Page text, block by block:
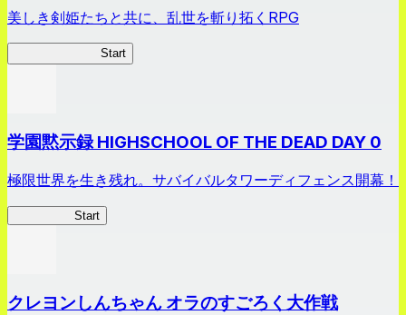
美しき剣姫たちと共に、乱世を斬り拓くRPG
Start
学園黙示録 HIGHSCHOOL OF THE DEAD DAY 0
極限世界を生き残れ。サバイバルタワーディフェンス開幕！
Start
クレヨンしんちゃん オラのすごろく大作戦